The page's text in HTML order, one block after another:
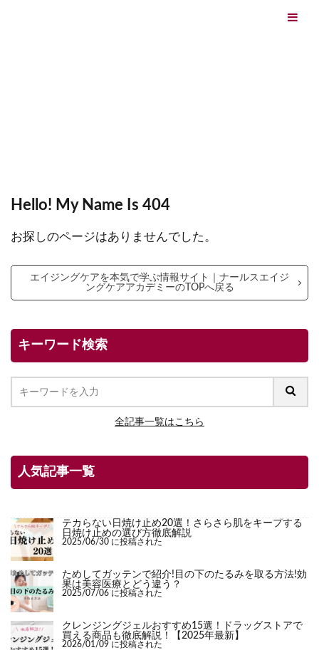
Hello! My Name Is 404
お探しのページはありませんでした。
エイジングケアを本気で学ぶ情報サイト｜ナールスエイジ
ングケアアカデミーのTOPへ戻る
キーワード検索
全記事一覧はこちら
人気記事一覧
テカらない日焼け止め20選！さらさら肌をキープする
日焼け止めの選び方徹底解説
2025/06/30 に投稿された
ためしてガッテンで紹介!目の下のたるみを取る方法!効
果は美容医療とどう違う？
2025/07/06 に投稿された
クレンジングジェルおすすめ15選！ドラッグストアで
買える商品も徹底解説！【2025年最新】
2026/01/09 に投稿された